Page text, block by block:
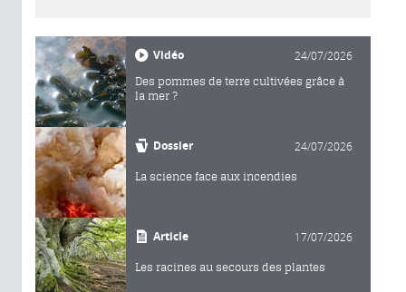
Vidéo 24/07/2026
Des pommes de terre cultivées grâce à
la mer ?
Dossier 24/07/2026
La science face aux incendies
Article 17/07/2026
Les racines au secours des plantes